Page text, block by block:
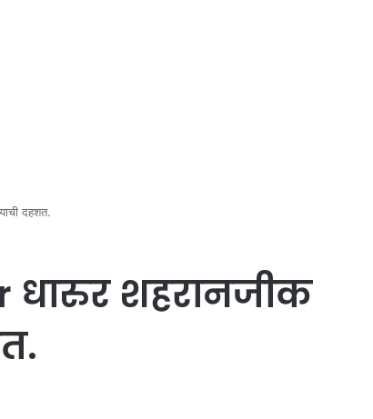
दहशत.
धारुर शहरानजीक